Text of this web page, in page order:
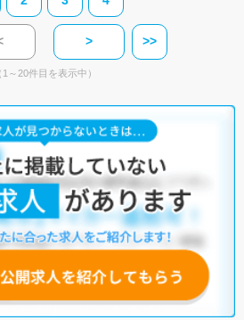
> >>
1～20件目を表示中）